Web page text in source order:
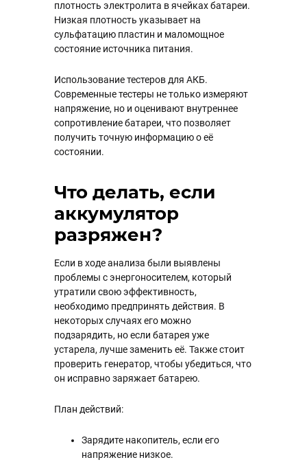
плотность электролита в ячейках батареи.
Низкая плотность указывает на
сульфатацию пластин и маломощное
состояние источника питания.
Использование тестеров для АКБ.
Современные тестеры не только измеряют
напряжение, но и оценивают внутреннее
сопротивление батареи, что позволяет
получить точную информацию о её
состоянии.
Что делать, если
аккумулятор
разряжен?
Если в ходе анализа были выявлены
проблемы с энергоносителем, который
утратили свою эффективность,
необходимо предпринять действия. В
некоторых случаях его можно
подзарядить, но если батарея уже
устарела, лучше заменить её. Также стоит
проверить генератор, чтобы убедиться, что
он исправно заряжает батарею.
План действий:
Зарядите накопитель, если его
напряжение низкое.